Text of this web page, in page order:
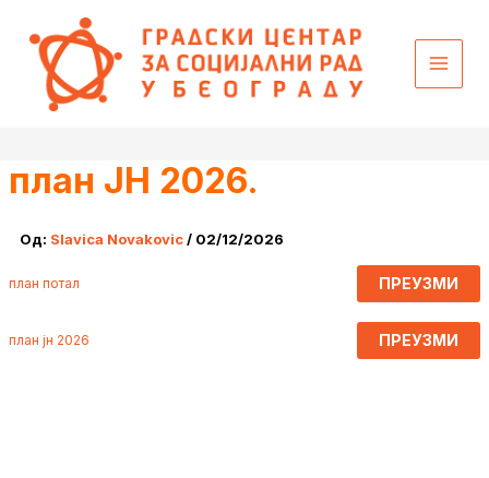
садржај
план ЈН 2026.
Од: Slavica Novakovic/ 02/12/2026
план потал ПРЕУЗМИ
план јн 2026 ПРЕУЗМИ